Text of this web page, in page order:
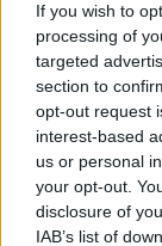
If you wish to
processing of
targeted
section to
opt-out request
interest-based
us or personal
your opt-out.
disclosure of
IAB’s list of
elemek.
máshogy
egy prózai
Hogy
BL: A
SzL: Kicsit
ezt a